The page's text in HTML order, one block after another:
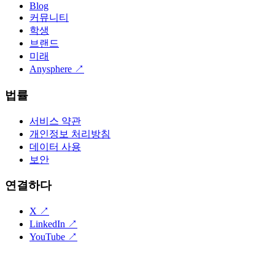
Blog
커뮤니티
학생
브랜드
미래
Anysphere ↗
법률
서비스 약관
개인정보 처리방침
데이터 사용
보안
연결하다
X ↗
LinkedIn ↗
YouTube ↗